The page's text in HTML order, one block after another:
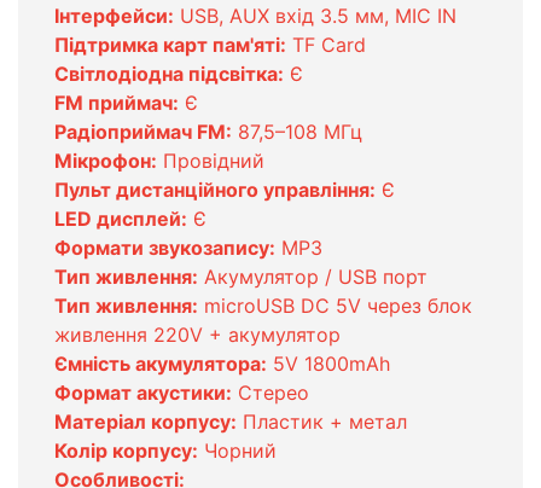
Інтерфейси: USB, AUX вхід 3.5 мм, MIC IN
Підтримка карт пам'яті: TF Card
Світлодіодна підсвітка: Є
FM приймач: Є
Радіоприймач FM: 87,5–108 МГц
Мікрофон: Провідний
Пульт дистанційного управління: Є
LED дисплей: Є
Формати звукозапису: MP3
Тип живлення: Акумулятор / USB порт
Тип живлення: microUSB DC 5V через блок
живлення 220V + акумулятор
Ємність акумулятора: 5V 1800mAh
Формат акустики: Стерео
Матеріал корпусу: Пластик + метал
Колір корпусу: Чорний
Особливості: